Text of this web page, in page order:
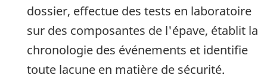
dossier, effectue des tests en laboratoire
sur des composantes de l'épave, établit la
chronologie des événements et identifie
toute lacune en matière de sécurité.